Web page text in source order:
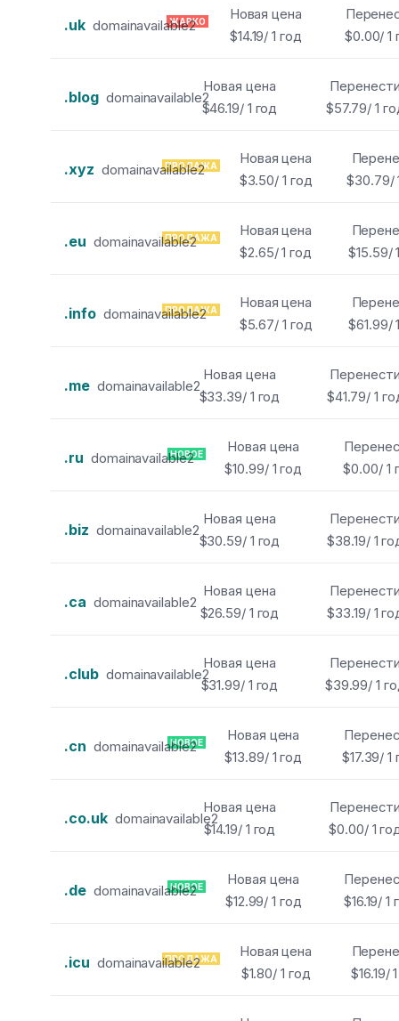
.uk domainavailable2
ЖАРКО
Новая цена
$14.19/ 1 год
$0.00/ 1
.blog domainavailable2
Новая цена
$46.19/ 1 год
$57.79/ 1
.xyz domainavailable2
ПРОДАЖА
Новая цена
$3.50/ 1 год
$30.79/
.eu domainavailable2
ПРОДАЖА
Новая цена
$2.65/ 1 год
$15.59/
.info domainavailable2
ПРОДАЖА
Новая цена
$5.67/ 1 год
$61.99/
.me domainavailable2
Новая цена
$33.39/ 1 год
$41.79/ 1
.ru domainavailable2
НОВОЕ
Новая цена
$10.99/ 1 год
$0.00/ 1
.biz domainavailable2
Новая цена
$30.59/ 1 год
$38.19/ 1
.ca domainavailable2
Новая цена
$26.59/ 1 год
$33.19/ 1
.club domainavailable2
Новая цена
$31.99/ 1 год
$39.99/ 1
.cn domainavailable2
НОВОЕ
Новая цена
$13.89/ 1 год
$17.39/ 1
.co.uk domainavailable2
Новая цена
$14.19/ 1 год
$0.00/ 1
.de domainavailable2
НОВОЕ
Новая цена
$12.99/ 1 год
$16.19/ 1
.icu domainavailable2
ПРОДАЖА
Новая цена
$1.80/ 1 год
$16.19/